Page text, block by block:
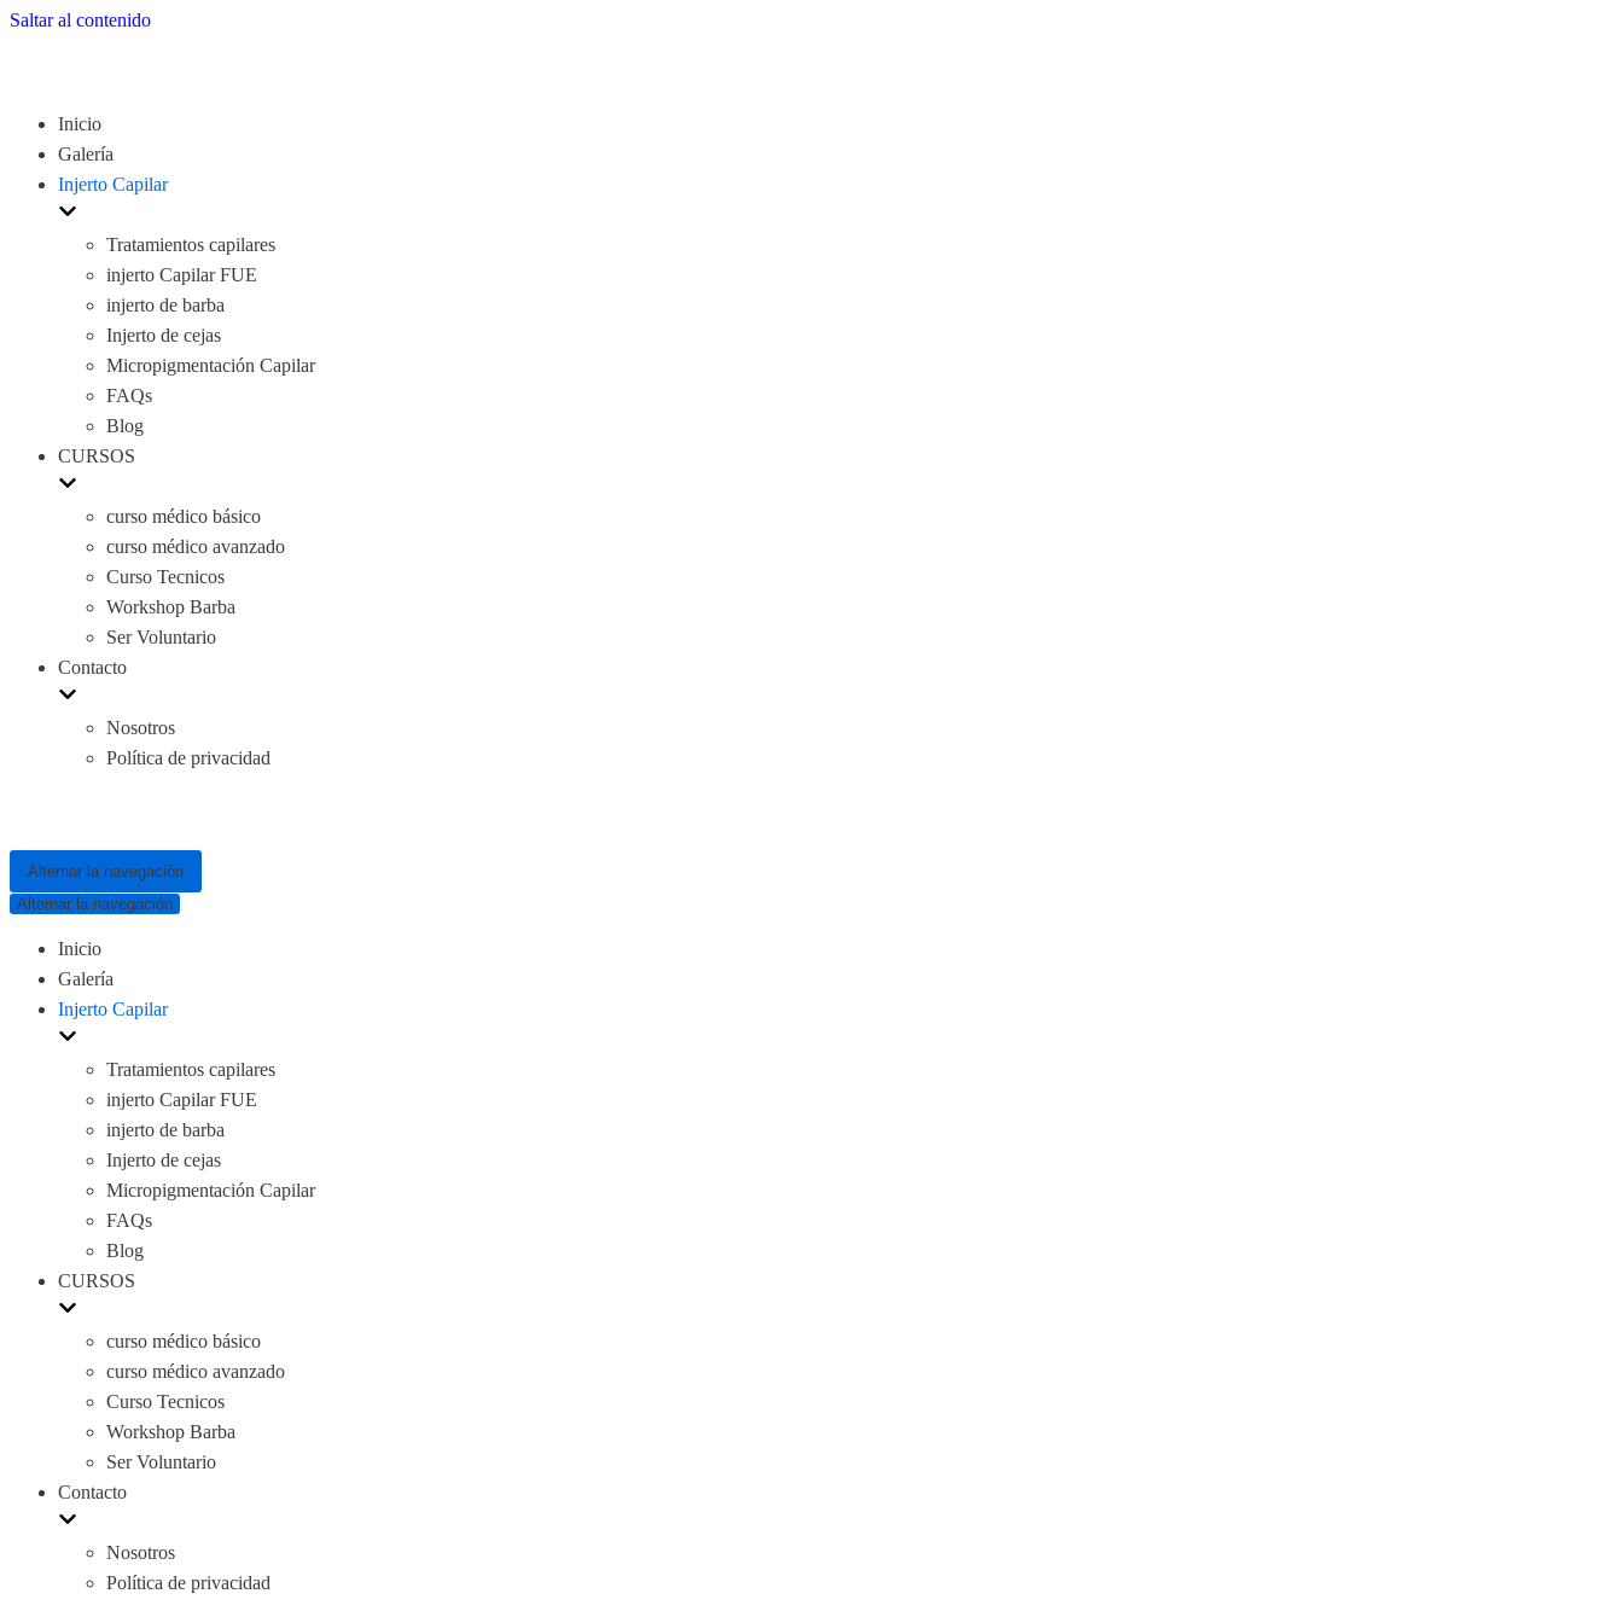
Saltar al contenido
Inicio
Galería
Injerto Capilar
Tratamientos capilares
injerto Capilar FUE
injerto de barba
Injerto de cejas
Micropigmentación Capilar
FAQs
Blog
CURSOS
curso médico básico
curso médico avanzado
Curso Tecnicos
Workshop Barba
Ser Voluntario
Contacto
Nosotros
Política de privacidad
Alternar la navegación
Alternar la navegación
Inicio
Galería
Injerto Capilar
Tratamientos capilares
injerto Capilar FUE
injerto de barba
Injerto de cejas
Micropigmentación Capilar
FAQs
Blog
CURSOS
curso médico básico
curso médico avanzado
Curso Tecnicos
Workshop Barba
Ser Voluntario
Contacto
Nosotros
Política de privacidad